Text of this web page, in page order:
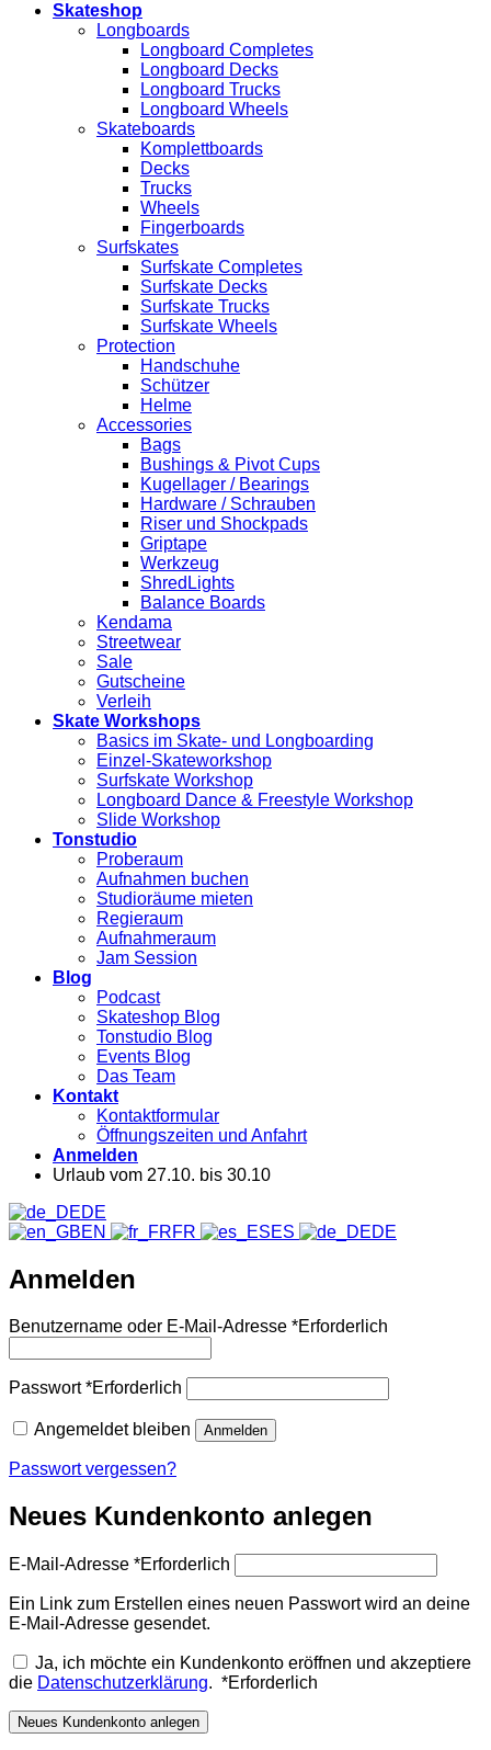
Skateshop
Longboards
Longboard Completes
Longboard Decks
Longboard Trucks
Longboard Wheels
Skateboards
Komplettboards
Decks
Trucks
Wheels
Fingerboards
Surfskates
Surfskate Completes
Surfskate Decks
Surfskate Trucks
Surfskate Wheels
Protection
Handschuhe
Schützer
Helme
Accessories
Bags
Bushings & Pivot Cups
Kugellager / Bearings
Hardware / Schrauben
Riser und Shockpads
Griptape
Werkzeug
ShredLights
Balance Boards
Kendama
Streetwear
Sale
Gutscheine
Verleih
Skate Workshops
Basics im Skate- und Longboarding
Einzel-Skateworkshop
Surfskate Workshop
Longboard Dance & Freestyle Workshop
Slide Workshop
Tonstudio
Proberaum
Aufnahmen buchen
Studioräume mieten
Regieraum
Aufnahmeraum
Jam Session
Blog
Podcast
Skateshop Blog
Tonstudio Blog
Events Blog
Das Team
Kontakt
Kontaktformular
Öffnungszeiten und Anfahrt
Anmelden
Urlaub vom 27.10. bis 30.10
DE
EN
FR ES DE
Anmelden
Benutzername oder E-Mail-Adresse *Erforderlich
Passwort*Erforderlich
Angemeldet bleiben Anmelden
Passwort vergessen?
Neues Kundenkonto anlegen
E-Mail-Adresse *Erforderlich
Ein Link zum Erstellen eines neuen Passwort wird an deine
E-Mail-Adresse gesendet.
Ja, ich möchte ein Kundenkonto eröffnen und akzeptiere
die Datenschutzerklärung. *Erforderlich
Neues Kundenkonto anlegen